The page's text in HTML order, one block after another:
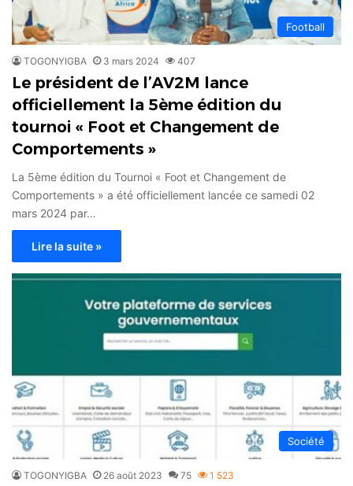
Football
TOGONYIGBA 3 mars 2024 407
Le président de l’AV2M lance
officiellement la 5ème édition du
tournoi « Foot et Changement de
Comportements »
La 5ème édition du Tournoi « Foot et Changement de
Comportements » a été officiellement lancée ce samedi 02
mars 2024 par…
Lire la suite »
Société
TOGONYIGBA 26 août 2023 75 1 523